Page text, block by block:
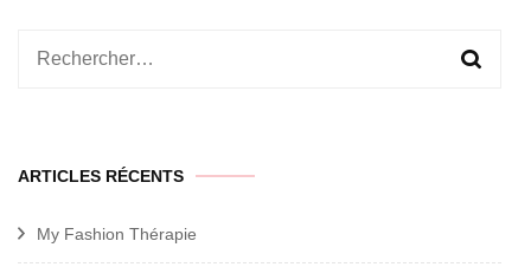
Rechercher :
ARTICLES RÉCENTS
My Fashion Thérapie